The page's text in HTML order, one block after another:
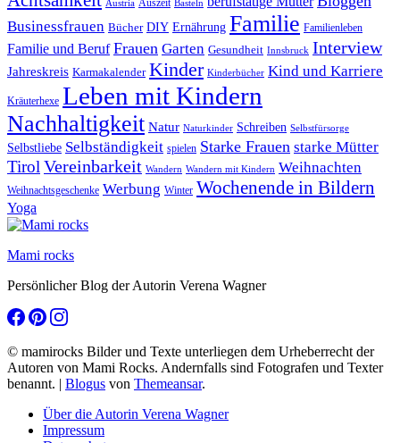
Austria Basteln
Businessfrauen Bücher DIY Ernährung Familie Familienleben
Familie und Beruf Frauen Garten Gesundheit Innsbruck Interview
Jahreskreis Karmakalender Kinder Kinderbücher Kind und Karriere
Kräuterhexe Leben mit Kindern
Nachhaltigkeit Natur Naturkinder Schreiben Selbstfürsorge
Selbstliebe Selbständigkeit spielen Starke Frauen starke Mütter
Tirol Vereinbarkeit Wandern Wandern mit Kindern Weihnachten
Weihnachtsgeschenke Werbung Winter Wochenende in Bildern
Yoga
Mami rocks
Persönlicher Blog der Autorin Verena Wagner
© mamirocks Bilder und Texte unterliegen dem Urheberrecht der
Autoren von Mami Rocks. Andernfalls sind Fotografen und Texter
benannt. | Blogus von Themeansar.
Über die Autorin Verena Wagner
Impressum